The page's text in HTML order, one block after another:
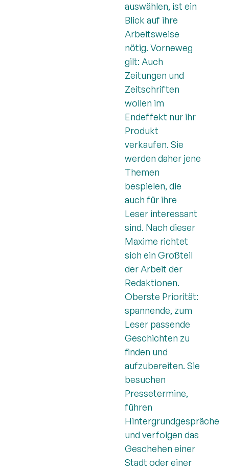
auswählen, ist ein
Blick auf ihre
Arbeitsweise
nötig. Vorneweg
gilt: Auch
Zeitungen und
Zeitschriften
wollen im
Endeffekt nur ihr
Produkt
verkaufen. Sie
werden daher jene
Themen
bespielen, die
auch für ihre
Leser interessant
sind. Nach dieser
Maxime richtet
sich ein Großteil
der Arbeit der
Redaktionen.
Oberste Priorität:
spannende, zum
Leser passende
Geschichten zu
finden und
aufzubereiten. Sie
besuchen
Pressetermine,
führen
Hintergrundgespräche
und verfolgen das
Geschehen einer
Stadt oder einer